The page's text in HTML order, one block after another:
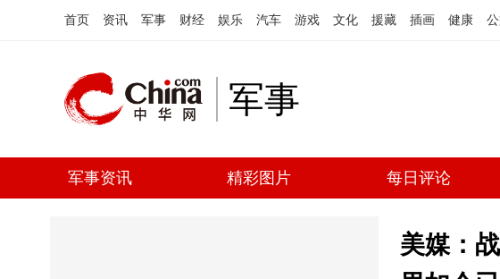
首页 资讯 军事 财经 娱乐 汽车 游戏 文化 援藏 插画 健康
军事
军事资讯 精彩图片 每日评论
美媒：